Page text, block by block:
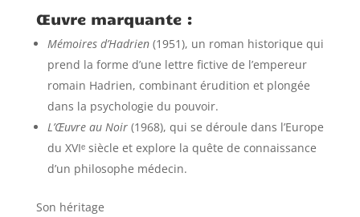
Œuvre marquante :
Mémoires d’Hadrien(1951), un roman historique qui
prend la forme d’une lettre fictive de l’empereur
romain Hadrien, combinant érudition et plongée
dans la psychologie du pouvoir.
L’Œuvre au Noir(1968), qui se déroule dans l’Europe
du XVIᵉ siècle et explore la quête de connaissance
d’un philosophe médecin.
Son héritage